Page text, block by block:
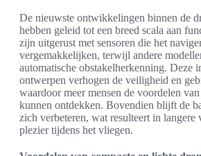
De nieuwste ontwikkelingen binnen de
hebben geleid tot een breed scala aan
zijn uitgerust met sensoren die het
vergemakkelijken, terwijl andere
automatische obstakelherkenning. Deze
ontwerpen verhogen de veiligheid en
waardoor meer mensen de voordelen
kunnen ontdekken. Bovendien blijft de
zich verbeteren, wat resulteert in langere
plezier tijdens het vliegen.